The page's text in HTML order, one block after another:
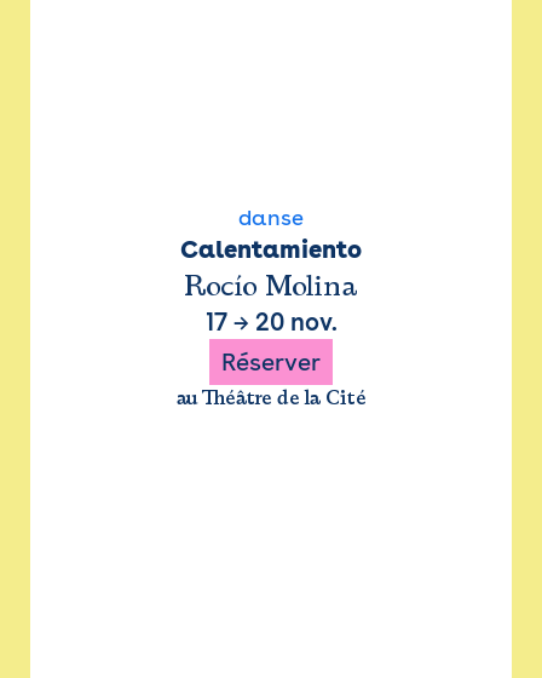
danse
Calentamiento
Rocío Molina
17→ 20 nov.
Réserver
au Théâtre de la Cité